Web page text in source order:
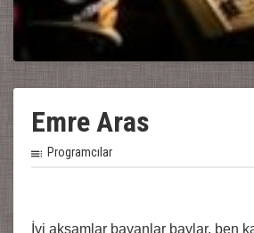
Emre Aras
Programcılar
İyi akşamlar bayanlar baylar, ben